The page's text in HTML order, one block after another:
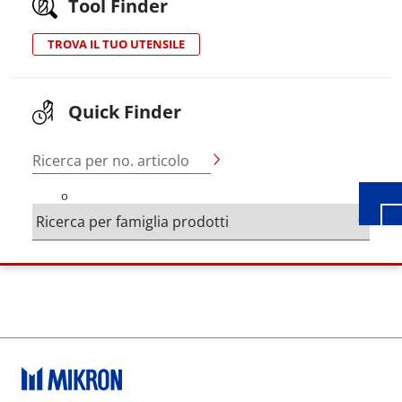
Tool Finder
TROVA IL TUO UTENSILE
Quick Finder
Ricerca per no. articolo
o